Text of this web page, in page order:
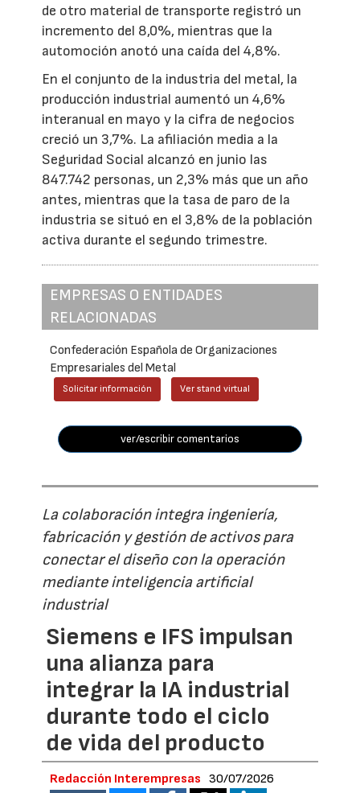
de otro material de transporte registró un
incremento del 8,0%, mientras que la
automoción anotó una caída del 4,8%.
En el conjunto de la industria del metal, la
producción industrial aumentó un 4,6%
interanual en mayo y la cifra de negocios
creció un 3,7%. La afiliación media a la
Seguridad Social alcanzó en junio las
847.742 personas, un 2,3% más que un año
antes, mientras que la tasa de paro de la
industria se situó en el 3,8% de la población
activa durante el segundo trimestre.
EMPRESAS O ENTIDADES
RELACIONADAS
Confederación Española de Organizaciones
Empresariales del Metal
Solicitar información Ver stand virtual
ver/escribir comentarios
La colaboración integra ingeniería,
fabricación y gestión de activos para
conectar el diseño con la operación
mediante inteligencia artificial
industrial
Siemens e IFS impulsan
una alianza para
integrar la IA industrial
durante todo el ciclo
de vida del producto
Redacción Interempresas 30/07/2026